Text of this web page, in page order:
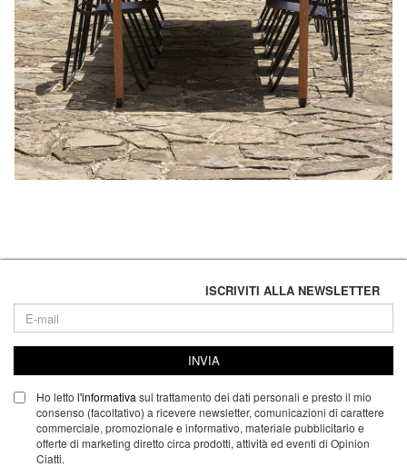
ISCRIVITI ALLA NEWSLETTER
INVIA
Ho letto l'informativa sul trattamento dei dati personali e presto il mio
consenso (facoltativo) a ricevere newsletter, comunicazioni di carattere
commerciale, promozionale e informativo, materiale pubblicitario e
offerte di marketing diretto circa prodotti, attività ed eventi di Opinion
Ciatti.